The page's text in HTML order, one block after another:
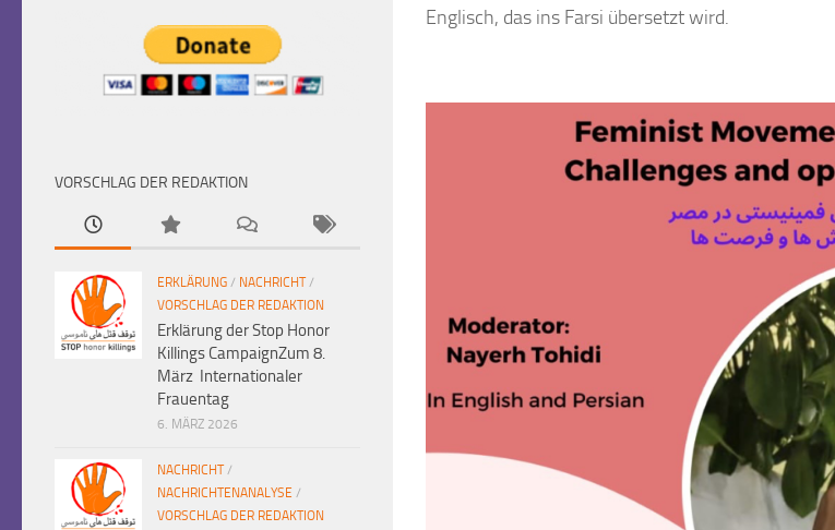
Englisch, das ins Farsi übersetzt wird.
VORSCHLAG DER REDAKTION
ERKLÄRUNG / NACHRICHT/
VORSCHLAG DER REDAKTION
Erklärung der Stop Honor
Killings CampaignZum 8.
März Internationaler
Frauentag
6. MÄRZ 2026
NACHRICHT/
NACHRICHTENANALYSE /
VORSCHLAG DER REDAKTION